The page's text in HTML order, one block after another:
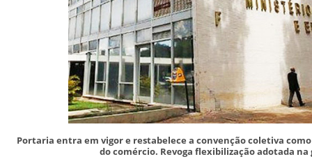
Portaria entra em vigor e restabelece a convenção coletiva
do comércio. Revoga flexibilização adotada na